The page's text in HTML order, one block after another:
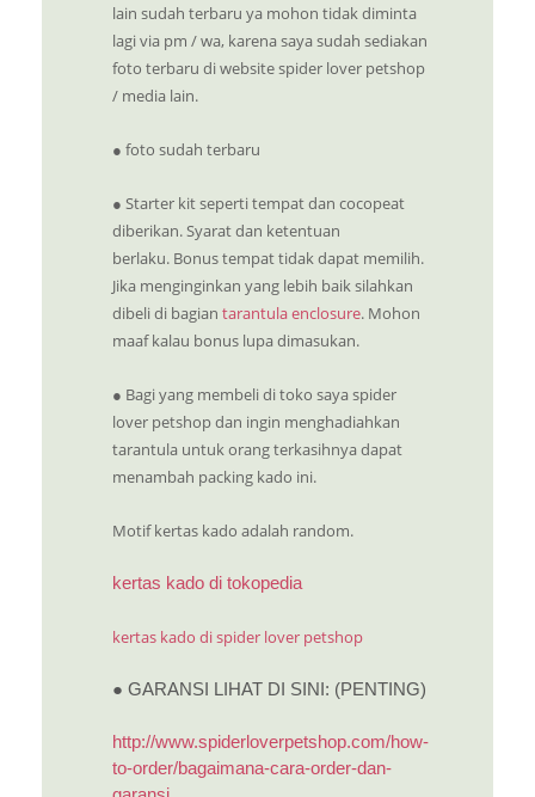
lain sudah terbaru ya mohon tidak diminta
lagi via pm / wa, karena saya sudah sediakan
foto terbaru di website spider lover petshop
/ media lain.
● foto sudah terbaru
● Starter kit seperti tempat dan cocopeat
diberikan. Syarat dan ketentuan
berlaku. Bonus tempat tidak dapat memilih.
Jika menginginkan yang lebih baik silahkan
dibeli di bagian tarantula enclosure. Mohon
maaf kalau bonus lupa dimasukan.
● Bagi yang membeli di toko saya spider
lover petshop dan ingin menghadiahkan
tarantula untuk orang terkasihnya dapat
menambah packing kado ini.
Motif kertas kado adalah random.
kertas kado di tokopedia
kertas kado di spider lover petshop
● GARANSI LIHAT DI SINI: (PENTING)
http://www.spiderloverpetshop.com/how-
to-order/bagaimana-cara-order-dan-